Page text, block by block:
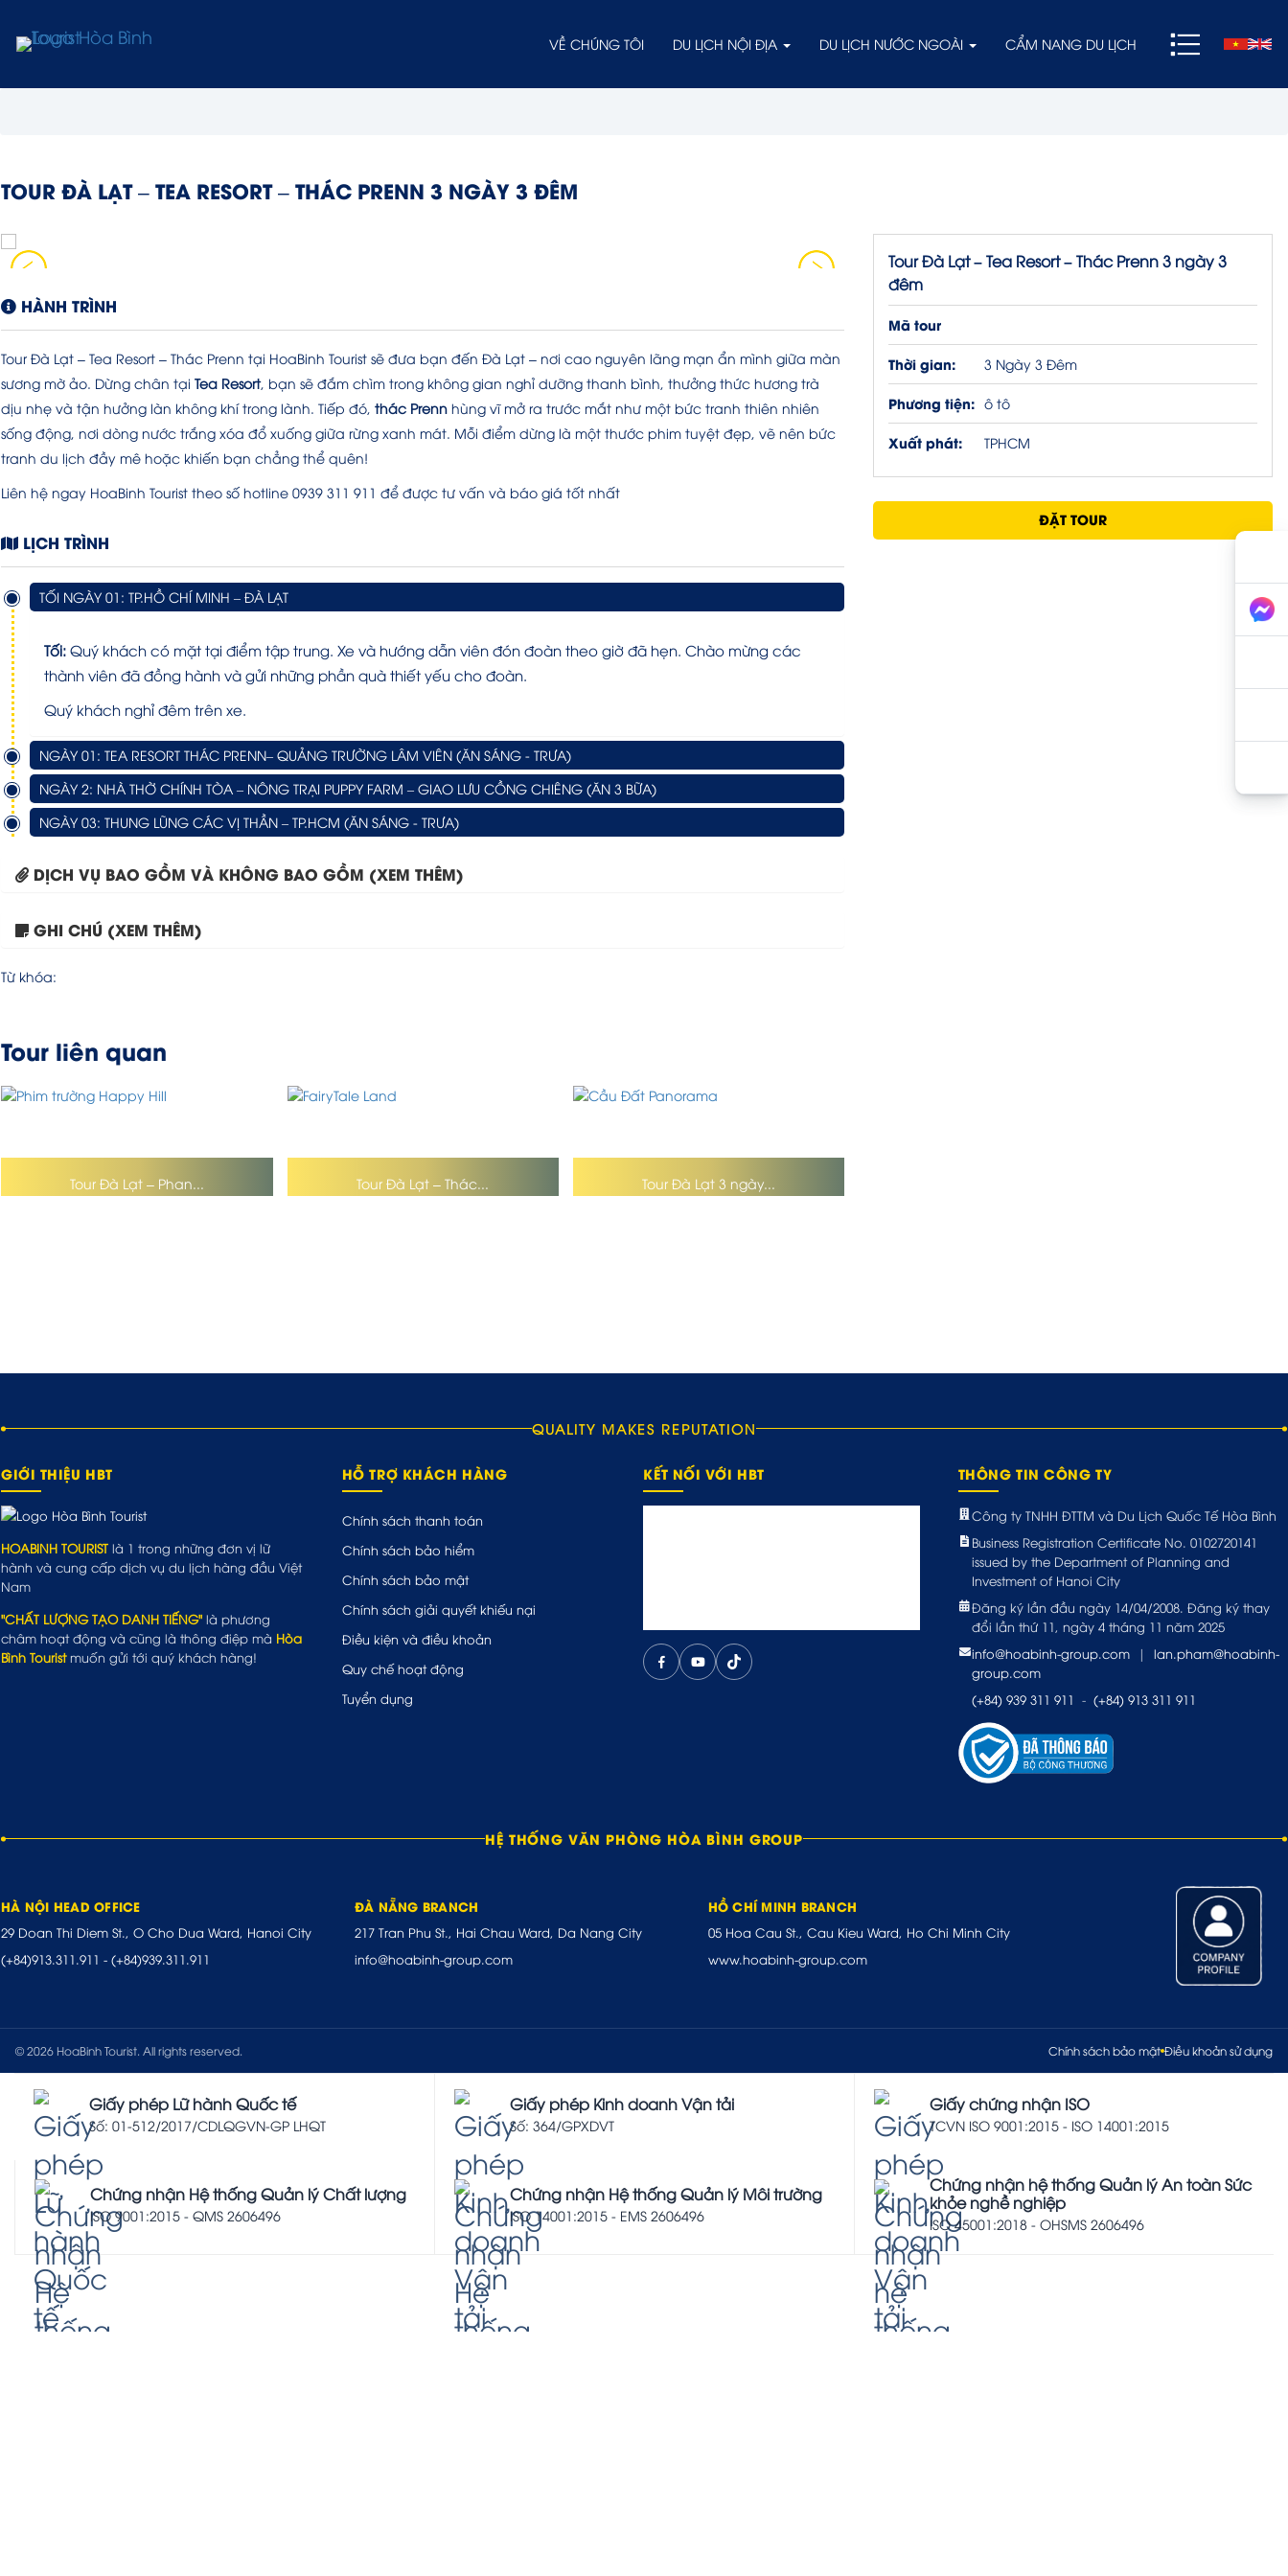
VỀ CHÚNG TÔI DU LỊCH NỘI ĐỊA DU LỊCH NƯỚC NGOÀI CẨM NANG DU LỊCH
TOUR ĐÀ LẠT – TEA RESORT – THÁC PRENN 3 NGÀY 3 ĐÊM
HÀNH TRÌNH
Tour Đà Lạt – Tea Resort – Thác Prenn tại HoaBinh Tourist sẽ đưa bạn đến Đà Lạt – nơi cao nguyên lãng mạn ẩn mình giữa màn
sương mờ ảo. Dừng chân tại Tea Resort, bạn sẽ đắm chìm trong không gian nghỉ dưỡng thanh bình, thưởng thức hương trà
dịu nhẹ và tận hưởng làn không khí trong lành. Tiếp đó, thác Prenn hùng vĩ mở ra trước mắt như một bức tranh thiên nhiên
sống động, nơi dòng nước trắng xóa đổ xuống giữa rừng xanh mát. Mỗi điểm dừng là một thước phim tuyệt đẹp, vẽ nên bức
tranh du lịch đầy mê hoặc khiến bạn chẳng thể quên!
Liên hệ ngay HoaBinh Tourist theo số hotline 0939 311 911 để được tư vấn và báo giá tốt nhất
LỊCH TRÌNH
TỐI NGÀY 01: TP.HỒ CHÍ MINH – ĐÀ LẠT
Tối: Quý khách có mặt tại điểm tập trung. Xe và hướng dẫn viên đón đoàn theo giờ đã hẹn. Chào mừng các
thành viên đã đồng hành và gửi những phần quà thiết yếu cho đoàn.
Quý khách nghỉ đêm trên xe.
NGÀY 01: TEA RESORT THÁC PRENN– QUẢNG TRƯỜNG LÂM VIÊN (ĂN SÁNG - TRƯA)
NGÀY 2: NHÀ THỜ CHÍNH TÒA – NÔNG TRẠI PUPPY FARM – GIAO LƯU CỒNG CHIÊNG (ĂN 3 BỮA)
NGÀY 03: THUNG LŨNG CÁC VỊ THẦN – TP.HCM (ĂN SÁNG - TRƯA)
DỊCH VỤ BAO GỒM VÀ KHÔNG BAO GỒM (XEM THÊM)
GHI CHÚ (XEM THÊM)
Từ khóa:
Tour liên quan
Tour Đà Lạt – Phan... Tour Đà Lạt – Thác... Tour Đà Lạt 3 ngày...
Tour Đà Lạt – Tea Resort – Thác Prenn 3 ngày 3
đêm
Mã tour
Thời gian:
3 Ngày 3 Đêm
Phương tiện: ô tô
Xuất phát: TPHCM
ĐẶT TOUR
QUALITY MAKES REPUTATION
GIỚI THIỆU HBT
HOABINH TOURIST là 1 trong những đơn vị lữ
hành và cung cấp dịch vụ du lịch hàng đầu Việt
Nam
"CHẤT LƯỢNG TẠO DANH TIẾNG" là phương
châm hoạt động và cũng là thông điệp mà Hòa
Bình Touristmuốn gửi tới quý khách hàng!
HỖ TRỢ KHÁCH HÀNG
Chính sách thanh toán
Chính sách bảo hiểm
Chính sách bảo mật
Chính sách giải quyết khiếu nại
Điều kiện và điều khoản
Quy chế hoạt động
Tuyển dụng
KẾT NỐI VỚI HBT THÔNG TIN CÔNG TY
Công ty TNHH ĐTTM và Du Lịch Quốc Tế Hòa Bình
Business Registration Certificate No. 0102720141
issued by the Department of Planning and
Investment of Hanoi City
Đăng ký lần đầu ngày 14/04/2008. Đăng ký thay
đổi lần thứ 11, ngày 4 tháng 11 năm 2025
info@hoabinh-group.com
|
lan.pham@hoabinh-
group.com
(+84) 939 311 911 - (+84) 913 311 911
HỆ THỐNG VĂN PHÒNG HÒA BÌNH GROUP
HÀ NỘI HEAD OFFICE
29 Doan Thi Diem St., O Cho Dua Ward, Hanoi City
(+84)913.311.911 - (+84)939.311.911
ĐÀ NẴNG BRANCH
217 Tran Phu St., Hai Chau Ward, Da Nang City
info@hoabinh-group.com
HỒ CHÍ MINH BRANCH
05 Hoa Cau St., Cau Kieu Ward, Ho Chi Minh City
www.hoabinh-group.com
© 2026 HoaBinh Tourist. All rights reserved. Chính sách bảo mật Điều khoản sử dụng
Giấy phép Lữ hành Quốc tế
Số: 01-512/2017/CDLQGVN-GP LHQT
Giấy phép Kinh doanh Vận tải
Số: 364/GPXDVT
Giấy chứng nhận ISO
TCVN ISO 9001:2015 - ISO 14001:2015
Chứng nhận Hệ thống Quản lý Chất lượng
ISO 9001:2015 - QMS 2606496
Chứng nhận Hệ thống Quản lý Môi trường
ISO 14001:2015 - EMS 2606496
Chứng nhận hệ thống Quản lý An toàn Sức
khỏe nghề nghiệp
ISO 45001:2018 - OHSMS 2606496